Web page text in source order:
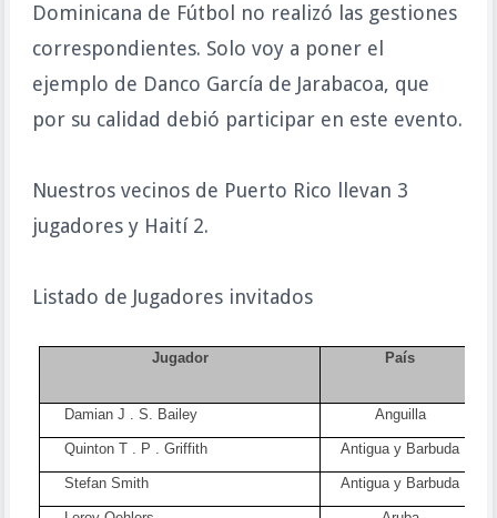
Dominicana de Fútbol no realizó las gestiones
correspondientes. Solo voy a poner el
ejemplo de Danco García de Jarabacoa, que
por su calidad debió participar en este evento.
Nuestros vecinos de Puerto Rico llevan 3
jugadores y Haití 2.
Listado de Jugadores invitados
Jugador
País
Damian J . S. Bailey Anguilla
Quinton T . P . Griffith Antigua y Barbuda
Stefan Smith Antigua y Barbuda